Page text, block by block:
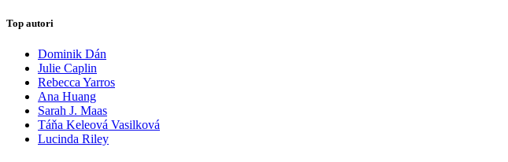
Top autori
Dominik Dán
Julie Caplin
Rebecca Yarros
Ana Huang
Sarah J. Maas
Táňa Keleová Vasilková
Lucinda Riley